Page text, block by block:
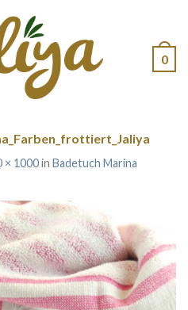
0
× 1000in Badetuch Marina